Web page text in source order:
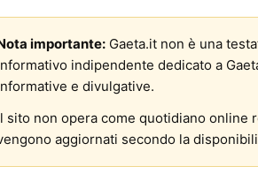
importante: Gaeta.it non è una
indipendente dedicato a
e divulgative.
sito non opera come quotidiano
aggiornati secondo la